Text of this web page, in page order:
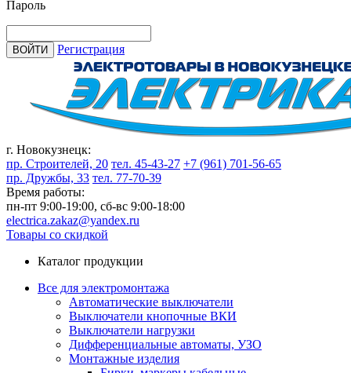
Пароль
ВОЙТИ Регистрация
г. Новокузнецк:
пр. Строителей, 20 тел. 45-43-27 +7 (961) 701-56-65
пр. Дружбы, 33 тел. 77-70-39
Время работы:
пн-пт 9:00-19:00, сб-вс 9:00-18:00
electrica.zakaz@yandex.ru
Товары со скидкой
Каталог продукции
Все для электромонтажа
Автоматические выключатели
Выключатели кнопочные ВКИ
Выключатели нагрузки
Дифференциальные автоматы, УЗО
Монтажные изделия